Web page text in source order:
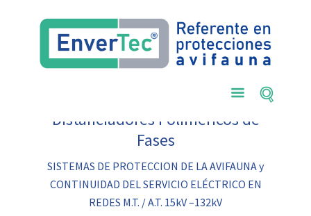
Distanciadores Poliméricos de
Fases
SISTEMAS DE PROTECCION DE LA AVIFAUNA y
CONTINUIDAD DEL SERVICIO ELÉCTRICO EN
REDES M.T. / A.T. 15kV –132kV